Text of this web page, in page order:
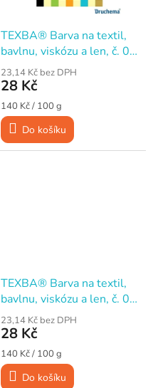
TEXBA® Barva na textil,
bavlnu, viskózu a len, č. 02
Oranžová, 20 g
23,14 Kč bez DPH
28 Kč
Měrná
cena:
140 Kč / 100 g
Do košíku
TEXBA® Barva na textil,
bavlnu, viskózu a len, č. 04
Fialová, 20 g
23,14 Kč bez DPH
28 Kč
Měrná
cena:
140 Kč / 100 g
Do košíku